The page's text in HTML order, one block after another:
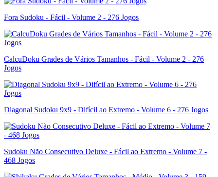
Fora Sudoku - Fácil - Volume 2 - 276 Jogos
CalcuDoku Grades de Vários Tamanhos - Fácil - Volume 2 - 276
Jogos
Diagonal Sudoku 9x9 - Difícil ao Extremo - Volume 6 - 276 Jogos
Sudoku Não Consecutivo Deluxe - Fácil ao Extremo - Volume 7 -
468 Jogos